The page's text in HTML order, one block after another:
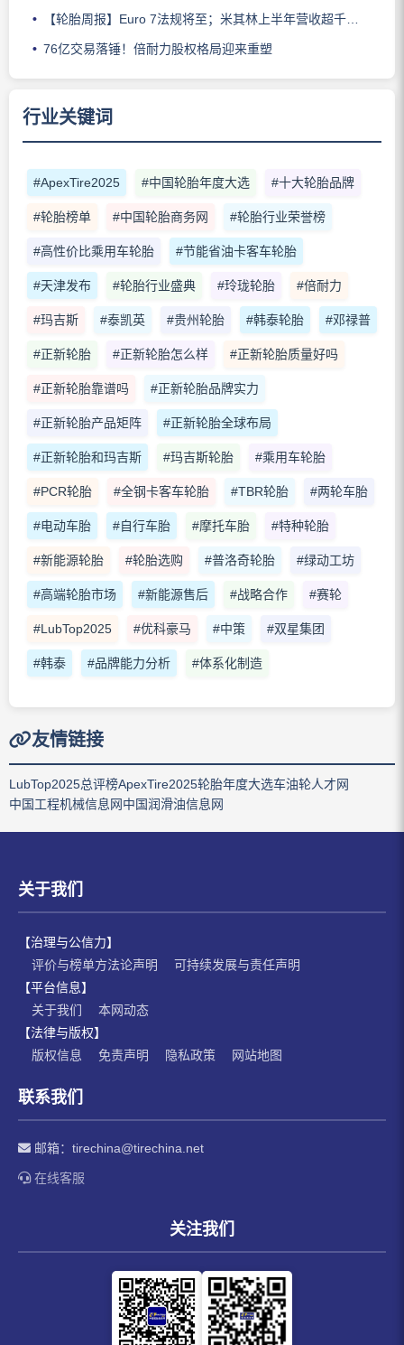
【轮胎周报】Euro 7法规将至；米其林上半年营收超千亿；倍耐力上半年盈利稳增；龙星炭黑斩获欧洲近万吨订单
76亿交易落锤！倍耐力股权格局迎来重塑
行业关键词
#ApexTire2025 #中国轮胎年度大选 #十大轮胎品牌
#轮胎榜单 #中国轮胎商务网 #轮胎行业荣誉榜
#高性价比乘用车轮胎 #节能省油卡客车轮胎
#天津发布 #轮胎行业盛典 #玲珑轮胎 #倍耐力
#玛吉斯 #泰凯英 #贵州轮胎 #韩泰轮胎 #邓禄普
#正新轮胎 #正新轮胎怎么样 #正新轮胎质量好吗
#正新轮胎靠谱吗 #正新轮胎品牌实力
#正新轮胎产品矩阵 #正新轮胎全球布局
#正新轮胎和玛吉斯 #玛吉斯轮胎 #乘用车轮胎
#PCR轮胎 #全钢卡客车轮胎 #TBR轮胎 #两轮车胎
#电动车胎 #自行车胎 #摩托车胎 #特种轮胎
#新能源轮胎 #轮胎选购 #普洛奇轮胎 #绿动工坊
#高端轮胎市场 #新能源售后 #战略合作 #赛轮
#LubTop2025 #优科豪马 #中策 #双星集团
#韩泰 #品牌能力分析 #体系化制造
友情链接
LubTop2025总评榜ApexTire2025轮胎年度大选车油轮人才网
中国工程机械信息网中国润滑油信息网
关于我们
【治理与公信力】
评价与榜单方法论声明
可持续发展与责任声明
【平台信息】
关于我们
本网动态
【法律与版权】
版权信息
免责声明 隐私政策 网站地图
联系我们
邮箱： tirechina@tirechina.net
在线客服
关注我们